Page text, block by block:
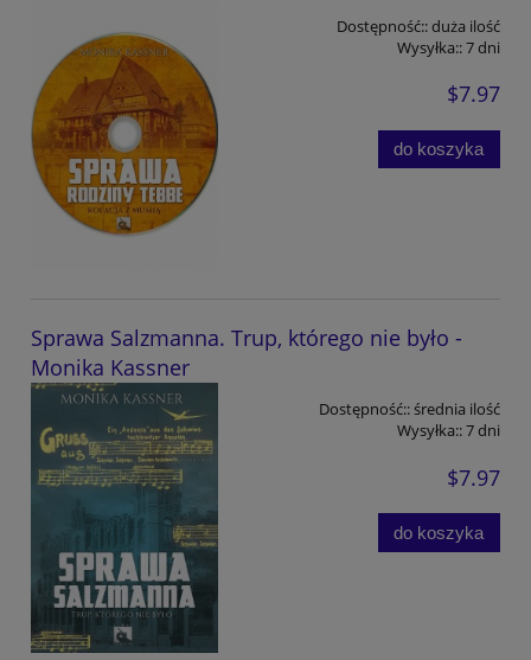
Dostępność::duża ilość
Wysyłka::7 dni
$7.97
do koszyka
Sprawa Salzmanna. Trup, którego nie było -
Monika Kassner
Dostępność::średnia ilość
Wysyłka::7 dni
$7.97
do koszyka